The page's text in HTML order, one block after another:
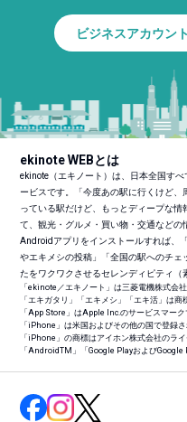
ビジネスアカウン
ekinote WEBとは
ekinote（エキノート）は、日本全国す
ービスです。「今度あの駅に行くけど
っている駅だけど、もっとディープな
て、観光・グルメ・買い物・交通など
Androidアプリをインストールすれば、
やエキメシの投稿」「全国の駅へのチ
たをワクワクさせるセレンディピティ（
「ekinote／エキノート」は三菱電機株式会
「エキガタリ」「エキメシ」「エキ活」は商
「App Store」はApple Inc.のサービスマーク
「iPhone」は米国およびその他の国で登録
「iPhone」の商標はアイホン株式会社のラ
「AndroidTM 」「Google PlayおよびGoogle